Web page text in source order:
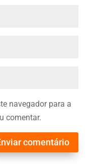
navegador para a
comentar.
comentário